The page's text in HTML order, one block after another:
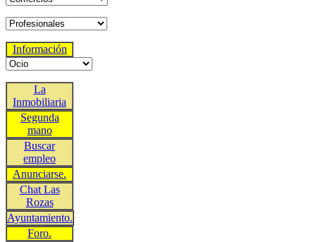
Información
La
Inmobiliaria
Segunda
mano
Buscar
empleo
Anunciarse.
Chat Las
Rozas
Ayuntamiento.
Foro.